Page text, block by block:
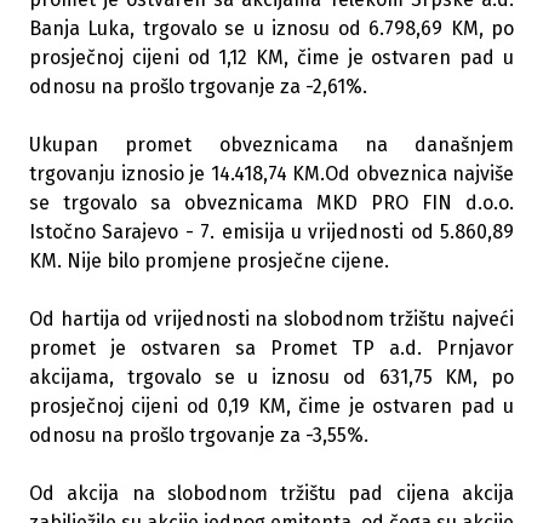
Banja Luka, trgovalo se u iznosu od 6.798,69 KM, po
prosječnoj cijeni od 1,12 KM, čime je ostvaren pad u
odnosu na prošlo trgovanje za -2,61%.
Ukupan promet obveznicama na današnjem
trgovanju iznosio je 14.418,74 KM.Od obveznica najviše
se trgovalo sa obveznicama MKD PRO FIN d.o.o.
Istočno Sarajevo - 7. emisija u vrijednosti od 5.860,89
KM. Nije bilo promjene prosječne cijene.
Od hartija od vrijednosti na slobodnom tržištu najveći
promet je ostvaren sa Promet TP a.d. Prnjavor
akcijama, trgovalo se u iznosu od 631,75 KM, po
prosječnoj cijeni od 0,19 KM, čime je ostvaren pad u
odnosu na prošlo trgovanje za -3,55%.
Od akcija na slobodnom tržištu pad cijena akcija